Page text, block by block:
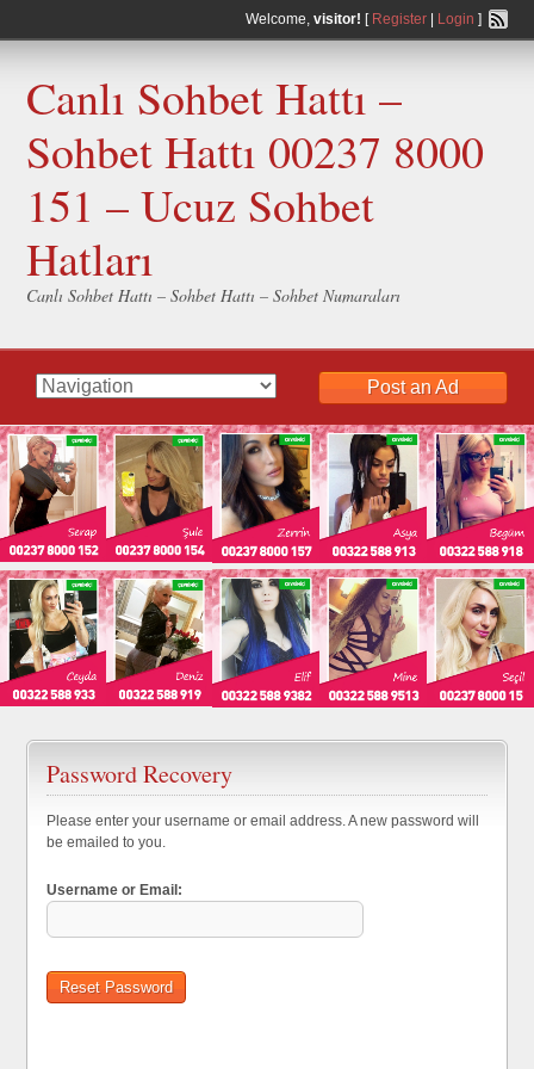
Welcome, visitor! [ Register| Login ]
Canlı Sohbet Hattı –
Sohbet Hattı 00237 8000
151 – Ucuz Sohbet
Hatları
Canlı Sohbet Hattı – Sohbet Hattı – Sohbet Numaraları
Post an Ad
Password Recovery
Please enter your username or email address. A new password will
be emailed to you.
Username or Email: